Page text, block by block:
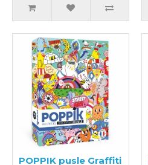
POPPIK pusle Graffiti